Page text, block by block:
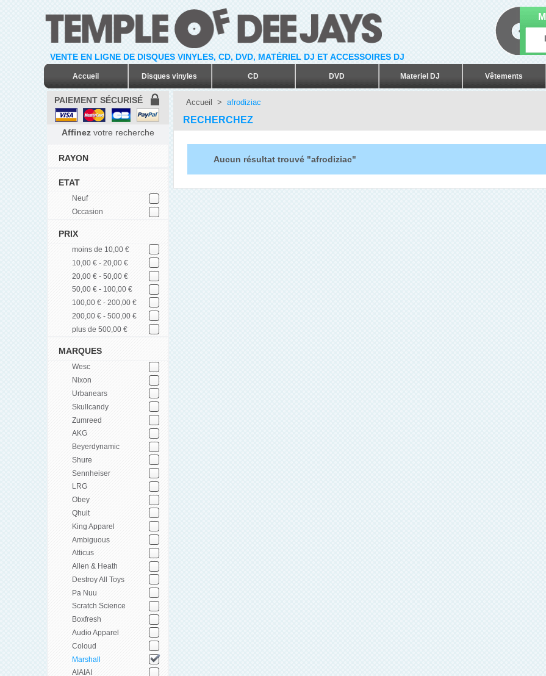
VENTE EN LIGNE DE DISQUES VINYLES, CD, DVD, MATÉRIEL DJ ET ACCESSOIRES DJ
Accueil Disques vinyles CD DVD Materiel DJ Vêtements
PAIEMENT SÉCURISÉ
Affinez votre recherche
RAYON
ETAT
Neuf
Occasion
PRIX
moins de 10,00 €
10,00 € - 20,00 €
20,00 € - 50,00 €
50,00 € - 100,00 €
100,00 € - 200,00 €
200,00 € - 500,00 €
plus de 500,00 €
MARQUES
Wesc
Nixon
Urbanears
Skullcandy
Zumreed
AKG
Beyerdynamic
Shure
Sennheiser
LRG
Obey
Qhuit
King Apparel
Ambiguous
Atticus
Allen & Heath
Destroy All Toys
Pa Nuu
Scratch Science
Boxfresh
Audio Apparel
Coloud
Marshall
AIAIAI
Accueil > afrodiziac
RECHERCHEZ
Aucun résultat trouvé "afrodiziac"